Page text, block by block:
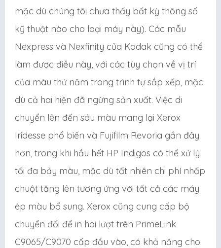
mặc dù chúng tôi chưa thấy bất kỳ thông số
kỹ thuật nào cho loại máy này). Các mẫu
Nexpress và Nexfinity của Kodak cũng có thể
làm được điều này, với các tùy chọn về vị trí
của màu thứ năm trong trình tự sắp xếp, mặc
dù cả hai hiện đã ngừng sản xuất. Việc di
chuyển lên đến sáu màu mang lại Xerox
Iridesse phổ biến và Fujifilm Revoria gần đây
hơn, trong khi hầu hết HP Indigos có thể xử lý
tối đa bảy màu, mặc dù tất nhiên chi phí nhấp
chuột tăng lên tương ứng với tất cả các máy
ép màu bổ sung. Xerox cũng cung cấp bộ
chuyển đổi để in hai lượt trên PrimeLink
C9065/C9070 cấp đầu vào, có khả năng cho